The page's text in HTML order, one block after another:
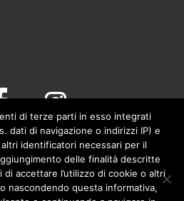
brand di Manuel De Simone |
di terze parti in esso integrati
dati di navigazione o indirizzi IP) e
identificatori necessari per il
delle finalità descritte
di accettare l’utilizzo di cookie o altri
nascondendo questa informativa,